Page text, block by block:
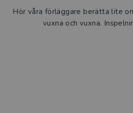
Hör våra förläggare berätta lite
vuxna och vuxna.